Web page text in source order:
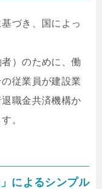
づき、国によっ
）のために、働
従業員が建設業
職金共済機構か
。
によるシンプル